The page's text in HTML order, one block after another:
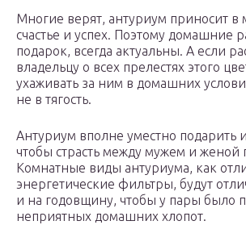
Многие верят, антуриум приносит в
счастье и успех. Поэтому домашние
подарок, всегда актуальны. А если
владельцу о всех прелестях этого
ухаживать за ним в домашних
не в тягость.
Антуриум вполне уместно подарить
чтобы страсть между мужем и женой
Комнатные виды антуриума, как
энергетические фильтры, будут
и на годовщину, чтобы у пары было
неприятных домашних хлопот.